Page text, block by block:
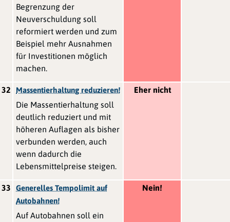
Begrenzung der
Neuverschuldung soll
reformiert werden und zum
Beispiel mehr Ausnahmen
für Investitionen möglich
machen.
32 Massentierhaltung reduzieren!
Die Massentierhaltung soll
deutlich reduziert und mit
höheren Auflagen als bisher
verbunden werden, auch
wenn dadurch die
Lebensmittelpreise steigen.
Eher nicht
33
Generelles Tempolimit auf
Autobahnen!
Auf Autobahnen soll ein
Nein!